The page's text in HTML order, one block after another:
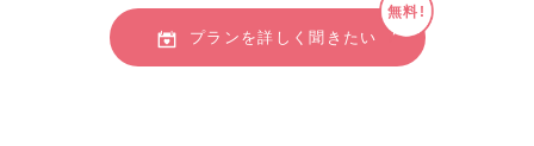
プランを詳しく聞きたい
無料!